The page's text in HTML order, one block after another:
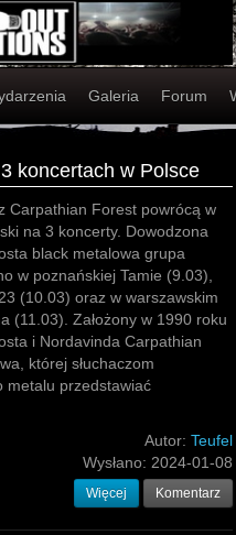
Galeria Forum
koncertach w Polsce
Carpathian Forest powrócą w
na 3 koncerty. Dowodzona
black metalowa grupa
w poznańskiej Tamie (9.03),
(10.03) oraz w warszawskim
(11.03). Założony w 1990 roku
i Nordavinda Carpathian
której słuchaczom
metalu przedstawiać
Autor: Teufel
Wysłano: 2024-01-08
Więcej Komentarz